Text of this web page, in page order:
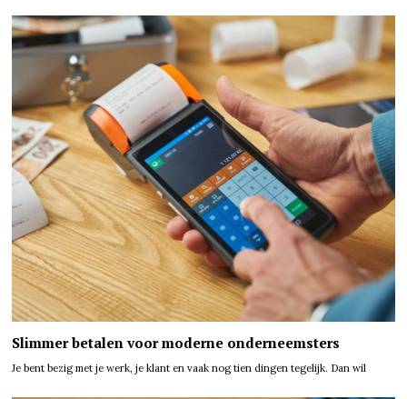
Slimmer betalen voor moderne onderneemsters
Je bent bezig met je werk, je klant en vaak nog tien dingen tegelijk. Dan wil